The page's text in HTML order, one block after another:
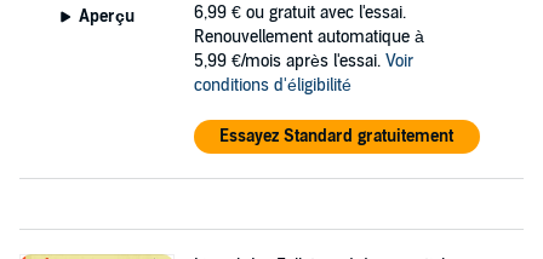
Aperçu 6,99 € ou gratuit avec l'essai.
Renouvellement automatique à
5,99 €/mois après l'essai. Voir
conditions d'éligibilité
Essayez Standard gratuitement